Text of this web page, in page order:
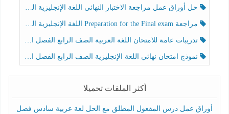
حل أوراق عمل مراجعة الاختبار النهائي اللغة الإنجليزية الصف الرابع الفصل الثالث
مراجعة Preparation for the Final exam اللغة الإنجليزية الصف الرابع الفصل الثالث
تدريبات عامة للامتحان اللغة العربية الصف الرابع الفصل الثالث
نموذج امتحان نهائي اللغة الإنجليزية الصف الرابع الفصل الثالث
أكثر الملفات تحميلا
أوراق عمل درس المفعول المطلق مع الحل لغة عربية سادس فصل